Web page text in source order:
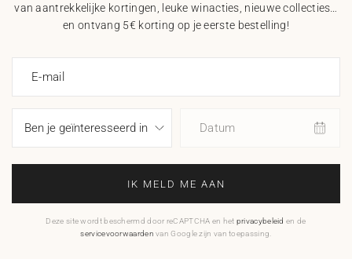
van aantrekkelijke kortingen, leuke winacties, nieuwe collecties…
en ontvang 5€ korting op je eerste bestelling!
E-mail
Datum
IK MELD ME AAN
Deze site wordt beschermd door reCAPTCHA en het privacybeleid en de
servicevoorwaarden van Google zijn van toepassing.